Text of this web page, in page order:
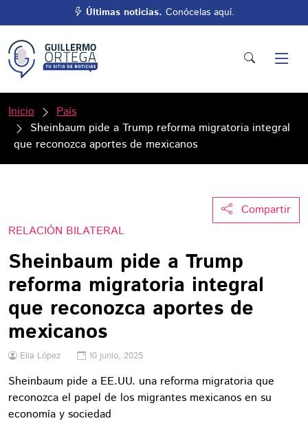
Últimas noticias. Conócelas aquí.
Inicio
País
Sheinbaum pide a Trump reforma migratoria integral
que reconozca aportes de mexicanos
Compartir
RELACIÓN BILATERAL
Sheinbaum pide a Trump
reforma migratoria integral
que reconozca aportes de
mexicanos
Elia López 10 junio, 2025
Sheinbaum pide a EE.UU. una reforma migratoria que
reconozca el papel de los migrantes mexicanos en su
economía y sociedad